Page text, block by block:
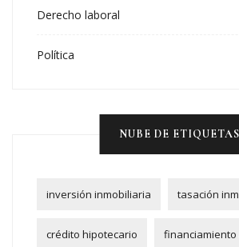
Derecho laboral
Política
NUBE DE ETIQUETAS
inversión inmobiliaria tasación
crédito hipotecario